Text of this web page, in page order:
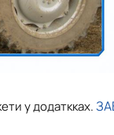
у додаткках.